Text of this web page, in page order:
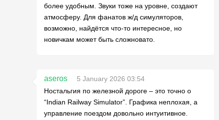
более удобным. Звуки тоже на уровне, создают
атмосферу. Для фанатов ж/д симуляторов,
возможно, найдётся что-то интересное, но
новичкам может быть сложновато.
aseros
5 January 2026 03:54
Ностальгия по железной дороге – это точно о
“Indian Railway Simulator”. Графика неплохая, а
управление поездом довольно интуитивное.